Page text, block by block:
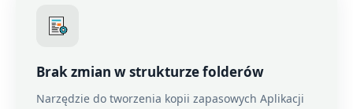
Brak zmian w strukturze folderów
Narzędzie do tworzenia kopii zapasowych Aplikacji